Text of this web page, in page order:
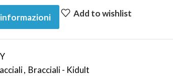
Add to wishlist
, Bracciali - Kidult